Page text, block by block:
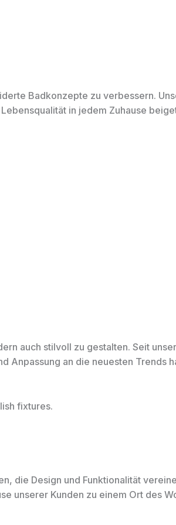
Badkonzepte zu verbessern.
in jedem Zuhause
auch stilvoll zu gestalten. Seit
an die neuesten Trends
die Design und Funktionalität
unserer Kunden zu einem Ort des